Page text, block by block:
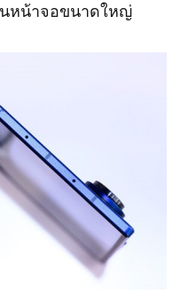
นหน้าจอขนาดใหญ่